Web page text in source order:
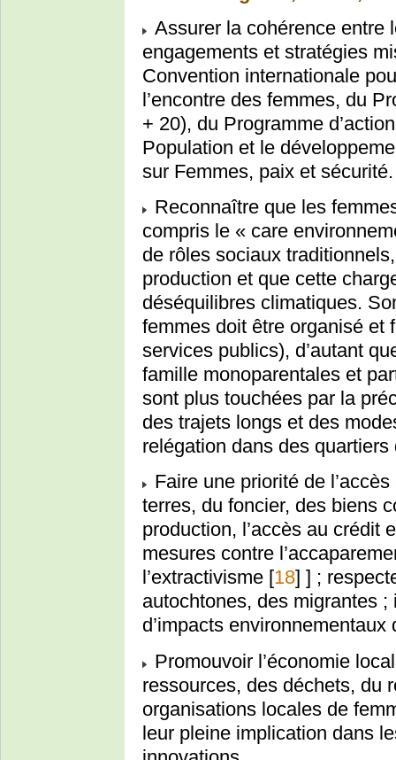
Assurer la cohérence entre
engagements et stratégies
Convention internationale
l’encontre des femmes, du
+ 20), du Programme
Population et le
sur Femmes, paix et sécurité.
Reconnaître que les
compris le « care
de rôles sociaux
production et que cette
déséquilibres climatiques.
femmes doit être organisé et
services publics), d’autant
famille monoparentales et
sont plus touchées par la
des trajets longs et des
relégation dans des
Faire une priorité de
terres, du foncier, des biens
production, l’accès au crédit
mesures contre
l’extractivisme [18] ] ;
autochtones, des migrantes
d’impacts environnementaux
Promouvoir l’économie
ressources, des déchets, du
organisations locales de
leur pleine implication dans